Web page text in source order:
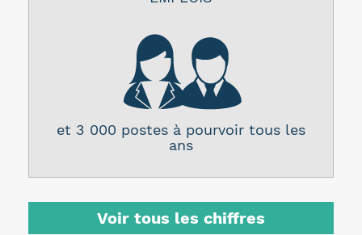
et 3 000 postes à pourvoir tous les
ans
Voir tous les chiffres